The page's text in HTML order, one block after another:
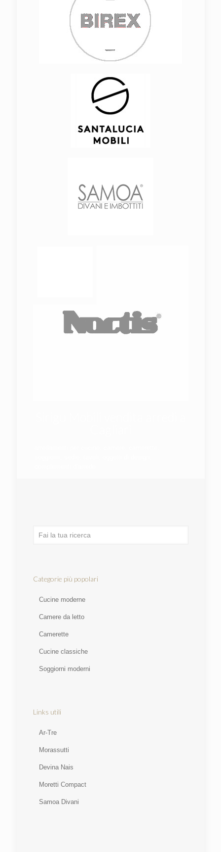
Categorie più popolari
Cucine moderne
Camere da letto
Camerette
Cucine classiche
Soggiorni moderni
Links utili
Ar-Tre
Morassutti
Devina Nais
Moretti Compact
Samoa Divani